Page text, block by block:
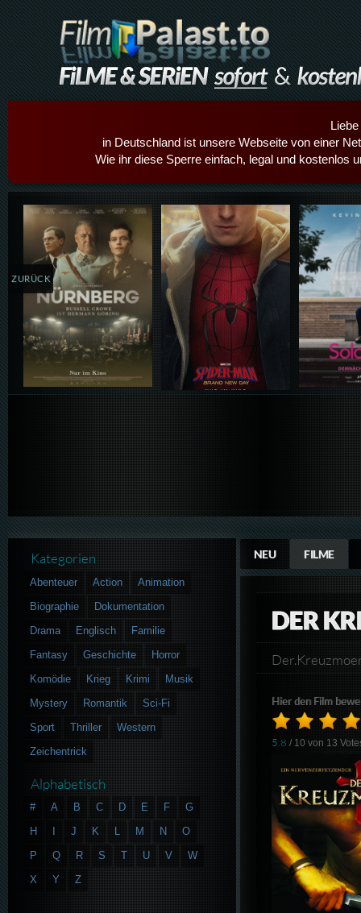
in Deutschland ist unsere Webseite von einer
Wie ihr diese Sperre einfach, legal und kostenlos
Details,Play Details,Play
ZURÜCK
NEU FILME
DER
Hier den Film
5.8 / 10 von 13
Kategorien
Abenteuer Action
Animation
Biographie
Dokumentation
Drama
Englisch
Familie
Fantasy
Geschichte
Horror
Komödie
Krieg Krimi
Musik
Mystery
Romantik
Sci-Fi
Sport
Thriller
Western
Zeichentrick
Alphabetisch
# A B C D E F
G
H
J K L M N
O
P
Q R S T U V
W
X
Y Z